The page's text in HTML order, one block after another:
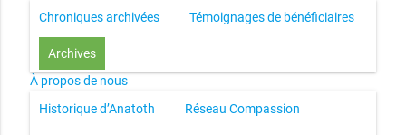
Chroniques archivées
Témoignages de bénéficiaires
Archives
À propos de nous
Historique d’Anatoth
Réseau Compassion